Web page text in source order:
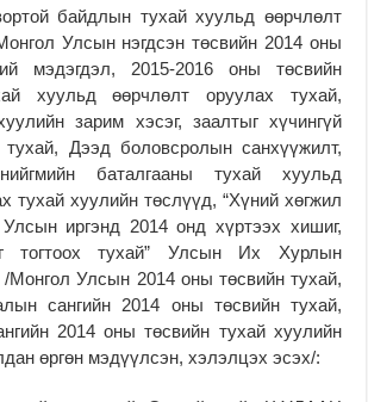
байдлын тухай хуульд өөрчлөлт
Улсын нэгдсэн төсвийн 2014 оны
мэдэгдэл, 2015-2016 оны төсвийн
хуульд өөрчлөлт оруулах тухай,
зарим хэсэг, заалтыг хүчингүй
Дээд боловсролын санхүүжилт,
баталгааны тухай хуульд
тухай хуулийн төслүүд, “Хүний хөгжил
иргэнд 2014 онд хүртээх хишиг,
тогтоох тухай” Улсын Их Хурлын
/Монгол Улсын 2014 оны төсвийн тухай,
сангийн 2014 оны төсвийн тухай,
2014 оны төсвийн тухай хуулийн
өргөн мэдүүлсэн, хэлэлцэх эсэх/: